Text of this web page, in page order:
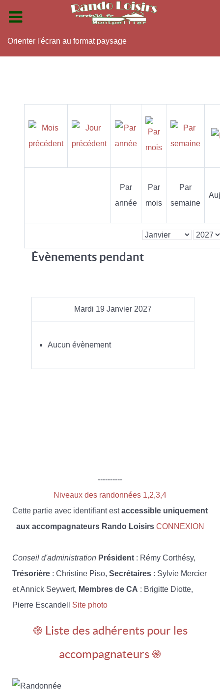
Orienter l'écran au format paysage
Par
année
Par
mois
Par
semaine
Évènements pendant
Mardi 19 Janvier 2027
Aucun évènement
----------
Niveaux des randonnées 1,2,3,4
Cette partie avec identifiant estaccessible uniquement
aux accompagnateurs Rando Loisirs CONNEXION
Conseil d'administration Président : Rémy Corthésy,
Trésorière : Christine Piso, Secrétaires : Sylvie Mercier
et Annick Seywert, Membres de CA : Brigitte Diotte,
Pierre Escandell Site photo
֎ Liste des adhérents pour les
accompagnateurs ֎